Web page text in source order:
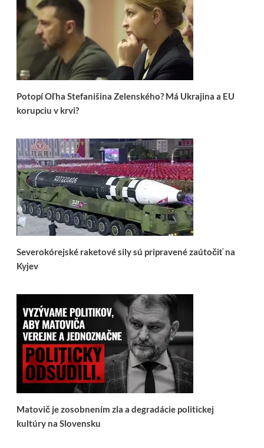
Potopí Oľha Stefanišina Zelenského? Má Ukrajina a EU
korupciu v krvi?
Severokórejské raketové sily sú pripravené zaútočiť na
Kyjev
Matovič je zosobnením zla a degradácie politickej
kultúry na Slovensku